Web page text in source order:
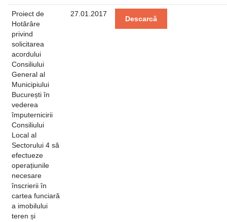
Proiect de
Hotărâre
privind
solicitarea
acordului
Consiliului
General al
Municipiului
București în
vederea
împuternicirii
Consiliului
Local al
Sectorului 4 să
efectueze
operațiunile
necesare
înscrierii în
cartea funciară
a imobilului
teren și
27.01.2017
Descarcă